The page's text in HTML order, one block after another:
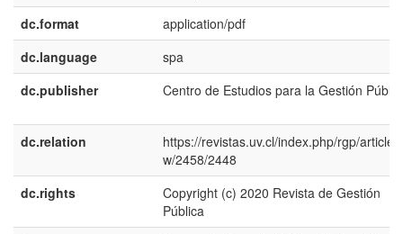
dc.format
application/pdf
dc.language
spa
dc.publisher
Centro de Estudios para la Gestión
dc.relation
https://revistas.uv.cl/index.php/rgp/article/
w/2458/2448
dc.rights
Copyright (c) 2020 Revista de Gestión
Pública